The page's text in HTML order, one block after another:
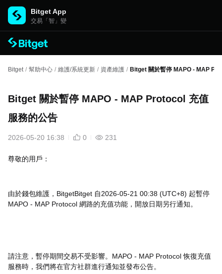
Bitget App
交易「智」變
Bitget / 幫助中心 / 維護/系統更新 / 資產維護 / Bitget 關於暫停 MAPO - MAP
Bitget 關於暫停 MAPO - MAP Protocol 充值
服務的公告
2026-05-20 16:38 0 231
尊敬的用戶：
由於錢包維護，BitgetBitget 自2026-05-21 00:38 (UTC+8) 起暫停
MAPO - MAP Protocol 網路的充值功能，開放日期另行通知。
請注意，暫停期間交易不受影響。MAPO - MAP Protocol 恢復充值
服務時，我們將在官方社群進行通知並發布公告。